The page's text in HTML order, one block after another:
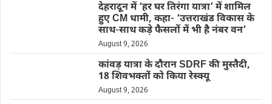
देहरादून में ‘हर घर तिरंगा यात्रा’ में शामिल
हुए CM धामी, कहा- ‘उत्तराखंड विकास के
साथ-साथ कड़े फैसलों में भी है नंबर वन’
August 9, 2026
कांवड़ यात्रा के दौरान SDRF की मुस्तैदी,
18 शिवभक्तों को किया रेस्क्यू
August 9, 2026